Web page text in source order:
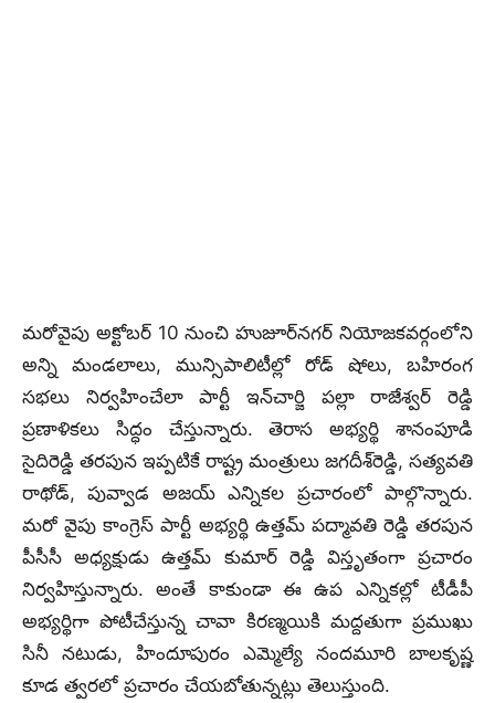
మరోవైపు అక్టోబర్ 10 నుంచి హుజూర్‌నగర్‌ నియోజకవర్గంలోని
అన్ని మండలాలు, మున్సిపాలిటీల్లో రోడ్‌ షోలు, బహిరంగ
సభలు నిర్వహించేలా పార్టీ ఇన్‌చార్జి పల్లా రాజేశ్వర్‌ రెడ్డి
ప్రణాళికలు సిద్ధం చేస్తున్నారు. తెరాస అభ్యర్థి శానంపూడి
సైదిరెడ్డి తరపున ఇప్పటికే రాష్ట్ర మంత్రులు జగదీశ్‌రెడ్డి, సత్యవతి
రాథోడ్, పువ్వాడ అజయ్‌ ఎన్నికల ప్రచారంలో పాల్గొన్నారు.
మరో వైపు కాంగ్రెస్ పార్టీ అభ్యర్థి ఉత్తమ్ పద్మావతి రెడ్డి తరపున
పీసీసీ అధ్యక్షుడు ఉత్తమ్ కుమార్ రెడ్డి విస్తృతంగా ప్రచారం
నిర్వహిస్తున్నారు. అంతే కాకుండా ఈ ఉప ఎన్నికల్లో టీడీపీ
అభ్యర్థిగా పోటీచేస్తున్న చావా కిరణ్మయికి మద్దతుగా ప్రముఖు
సినీ నటుడు, హిందూపురం ఎమ్మెల్యే నందమూరి బాలకృష్ణ
కూడ త్వరలో ప్రచారం చేయబోతున్నట్లు తెలుస్తుంది.